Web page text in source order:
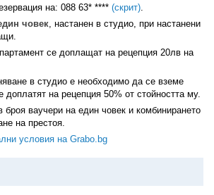
на: 088 63* **** (скрит).
човек, настанен в студио, при настанени
се доплащат на рецепция 20лв на
в студио е необходимо да се вземе
доплатят на рецепция 50% от стойността му.
броя ваучери на един човек и комбинирането
на престоя.
условия на Grabo.bg